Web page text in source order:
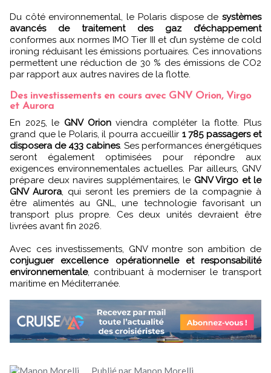
Du côté environnemental, le Polaris dispose de systèmes
avancés de traitement des gaz d’échappement
conformes aux normes IMO Tier III et d’un système de cold
ironing réduisant les émissions portuaires. Ces innovations
permettent une réduction de 30 % des émissions de CO2
par rapport aux autres navires de la flotte.
Des investissements en cours avec GNV Orion, Virgo
et Aurora
En 2025, le GNV Orionviendra compléter la flotte. Plus
grand que le Polaris, il pourra accueillir 1 785 passagers et
disposera de 433 cabines. Ses performances énergétiques
seront également optimisées pour répondre aux
exigences environnementales actuelles. Par ailleurs, GNV
prépare deux navires supplémentaires, le GNV Virgo et le
GNV Aurora, qui seront les premiers de la compagnie à
être alimentés au GNL, une technologie favorisant un
transport plus propre. Ces deux unités devraient être
livrées avant fin 2026.
Avec ces investissements, GNV montre son ambition de
conjuguer excellence opérationnelle et responsabilité
environnementale, contribuant à moderniser le transport
maritime en Méditerranée.
Publié par Manon Morelli